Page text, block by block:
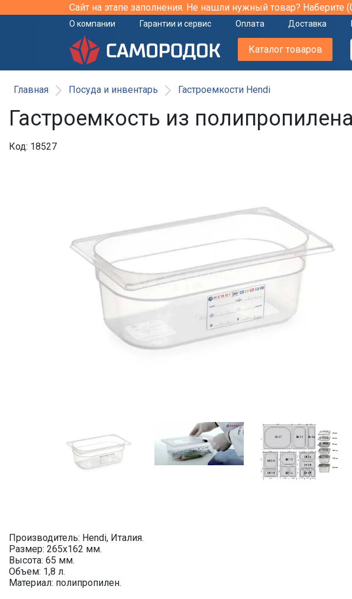
Сайт на этапе заполнения. Не нашли нужный товар? Наберите
О компании Гарантии и сервис Оплата Доставка
Каталог товаров
Главная Посуда и инвентарь Гастроемкости Hendi
Гастроемкость из
Код: 18527
Производитель: Hendi, Италия.
Размер: 265х162 мм.
Высота: 65 мм.
Объем: 1,8 л.
Материал: полипропилен.